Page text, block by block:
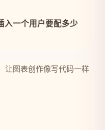
一个用户要配多少